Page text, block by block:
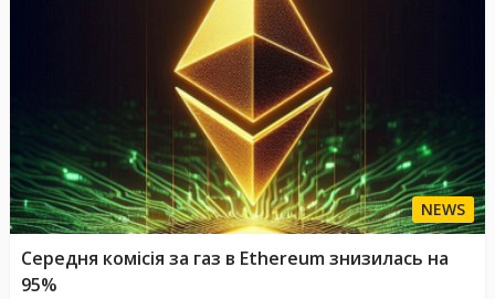
NEWS
Середня комісія за газ в Ethereum знизилась на
95%